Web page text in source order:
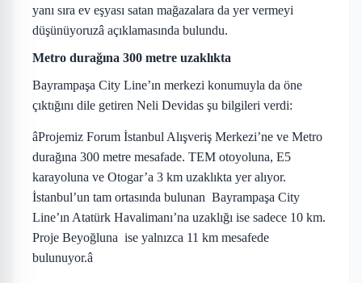
yanı sıra ev eşyası satan mağazalara da yer vermeyi
düşünüyoruzâ açıklamasında bulundu.
Metro durağına 300 metre uzaklıkta
Bayrampaşa City Line’ın merkezi konumuyla da öne
çıktığını dile getiren Neli Devidas şu bilgileri verdi:
âProjemiz Forum İstanbul Alışveriş Merkezi’ne ve Metro
durağına 300 metre mesafade. TEM otoyoluna, E5
karayoluna ve Otogar’a 3 km uzaklıkta yer alıyor.
İstanbul’un tam ortasında bulunan Bayrampaşa City
Line’ın Atatürk Havalimanı’na uzaklığı ise sadece 10 km.
Proje Beyoğluna ise yalnızca 11 km mesafede
bulunuyor.â